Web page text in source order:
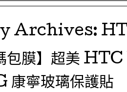
Archives:
包膜】超美
寧玻璃保護貼